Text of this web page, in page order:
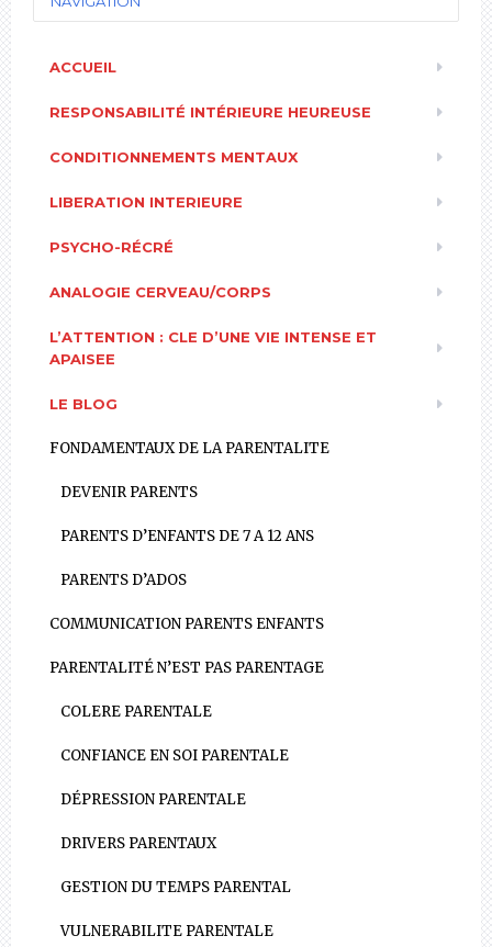
ACCUEIL
RESPONSABILITÉ INTÉRIEURE HEUREUSE
CONDITIONNEMENTS MENTAUX
LIBERATION INTERIEURE
PSYCHO-RÉCRÉ
ANALOGIE CERVEAU/CORPS
L’ATTENTION : CLE D’UNE VIE INTENSE ET
APAISEE
LE BLOG
FONDAMENTAUX DE LA PARENTALITE
DEVENIR PARENTS
PARENTS D’ENFANTS DE 7 A 12 ANS
PARENTS D’ADOS
COMMUNICATION PARENTS ENFANTS
PARENTALITÉ N’EST PAS PARENTAGE
COLERE PARENTALE
CONFIANCE EN SOI PARENTALE
DÉPRESSION PARENTALE
DRIVERS PARENTAUX
GESTION DU TEMPS PARENTAL
VULNERABILITE PARENTALE